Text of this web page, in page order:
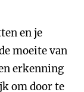
en je
moeite van
erkenning
om door te